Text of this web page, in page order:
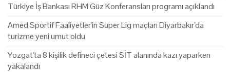
Türkiye İş Bankası RHM Güz Konferansları programı açıklandı
Amed Sportif Faaliyetler'in Süper Lig maçları Diyarbakır'da
turizme yeni umut oldu
Yozgat'ta 8 kişilik defineci çetesi SİT alanında kazı yaparken
yakalandı